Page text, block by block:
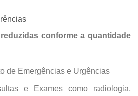
conforme a quantidade
de Emergências e Urgências
e Exames como radiologia,